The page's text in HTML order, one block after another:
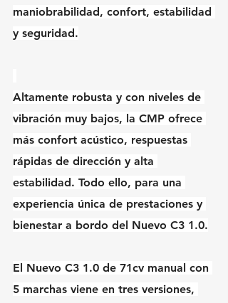
maniobrabilidad, confort, estabilidad
y seguridad.
Altamente robusta y con niveles de
vibración muy bajos, la CMP ofrece
más confort acústico, respuestas
rápidas de dirección y alta
estabilidad. Todo ello, para una
experiencia única de prestaciones y
bienestar a bordo del Nuevo C3 1.0.
El Nuevo C3 1.0 de 71cv manual con
5 marchas viene en tres versiones,